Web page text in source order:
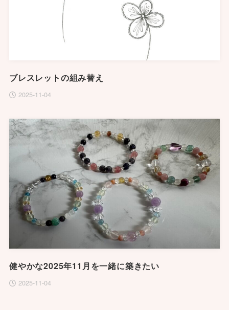
ブレスレットの組み替え
2025-11-04
健やかな2025年11月を一緒に築きたい
2025-11-04